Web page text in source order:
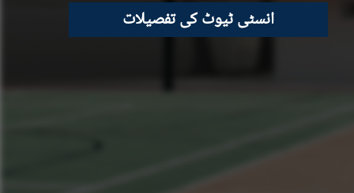
انسٹی ٹیوٹ کی تفصیلات